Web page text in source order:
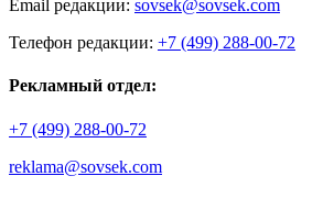
Email редакции: sovsek@sovsek.com
Телефон редакции: +7 (499) 288-00-72
Рекламный отдел:
+7 (499) 288-00-72
reklama@sovsek.com